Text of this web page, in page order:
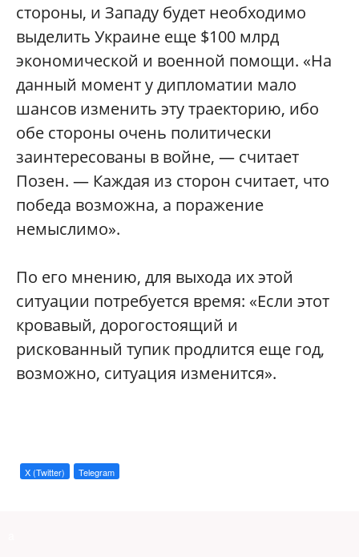
стороны, и Западу будет необходимо
выделить Украине еще $100 млрд
экономической и военной помощи. «На
данный момент у дипломатии мало
шансов изменить эту траекторию, ибо
обе стороны очень политически
заинтересованы в войне, — считает
Позен. — Каждая из сторон считает, что
победа возможна, а поражение
немыслимо».
По его мнению, для выхода их этой
ситуации потребуется время: «Если этот
кровавый, дорогостоящий и
рискованный тупик продлится еще год,
возможно, ситуация изменится».
X (Twitter) Telegram